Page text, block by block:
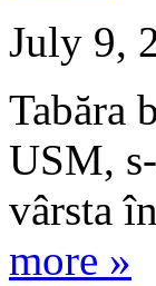
July 9,
Tabăra
USM,
vârsta
more »